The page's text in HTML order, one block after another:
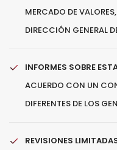
MERCADO DE
DIRECCIÓN GENERAL
INFORMES SOBRE
ACUERDO CON UN
DIFERENTES DE LOS
REVISIONES